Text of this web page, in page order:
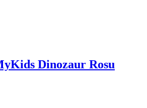
Dinozaur Rosu